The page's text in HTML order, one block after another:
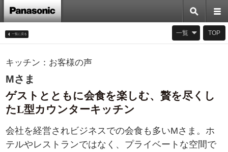
一覧に戻る
一覧 TOP
キッチン：お客様の声
Mさま
ゲストとともに会食を楽しむ、贅を尽くし
たL型カウンターキッチン
会社を経営されビジネスでの会食も多いMさま。ホ
テルやレストランではなく、プライベートな空間で